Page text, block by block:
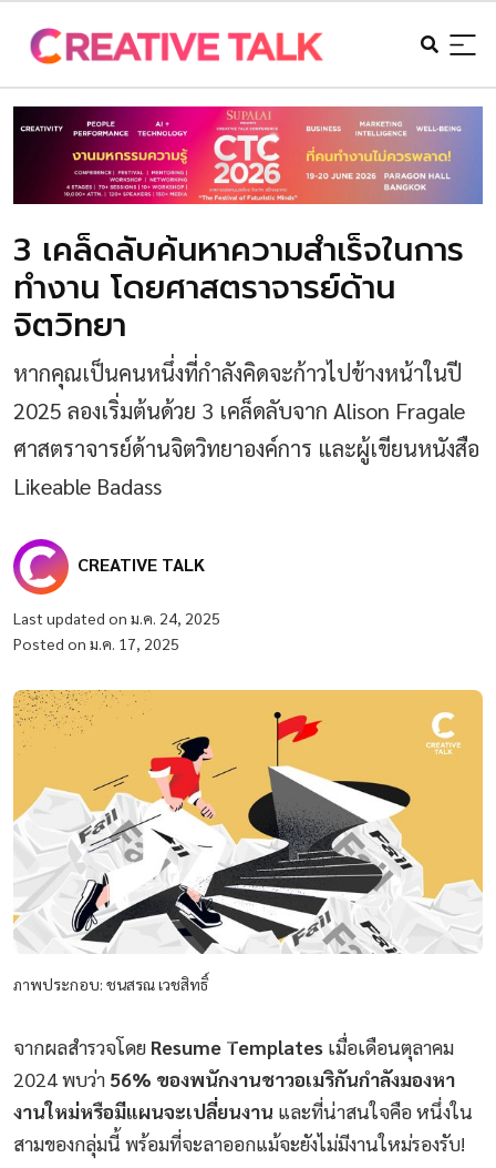
3 เคล็ดลับค้นหาความสำเร็จในการ
ทำงาน โดยศาสตราจารย์ด้าน
จิตวิทยา
หากคุณเป็นคนหนึ่งที่กำลังคิดจะก้าวไปข้างหน้าในปี
2025 ลองเริ่มต้นด้วย 3 เคล็ดลับจาก Alison Fragale
ศาสตราจารย์ด้านจิตวิทยาองค์การ และผู้เขียนหนังสือ
Likeable Badass
CREATIVE TALK
Last updated on ม.ค. 24, 2025
Posted on ม.ค. 17, 2025
ภาพประกอบ: ชนสรณ เวชสิทธิ์
จากผลสำรวจโดย Resume Templates เมื่อเดือนตุลาคม
2024 พบว่า 56% ของพนักงานชาวอเมริกันกำลังมองหา
งานใหม่หรือมีแผนจะเปลี่ยนงาน และที่น่าสนใจคือ หนึ่งใน
สามของกลุ่มนี้ พร้อมที่จะลาออกแม้จะยังไม่มีงานใหม่รองรับ!